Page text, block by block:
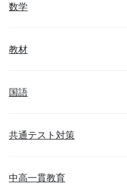
数学
教材
国語
共通テスト対策
中高一貫教育